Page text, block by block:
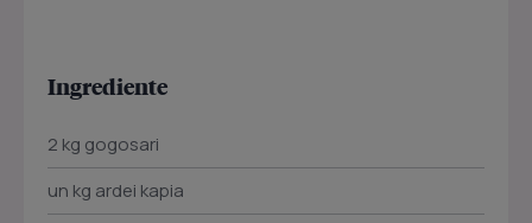
Ingrediente
2 kg gogosari
un kg ardei kapia